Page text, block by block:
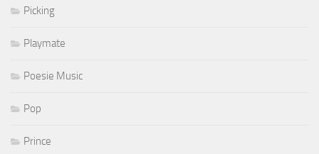
Picking
Playmate
Poesie Music
Pop
Prince